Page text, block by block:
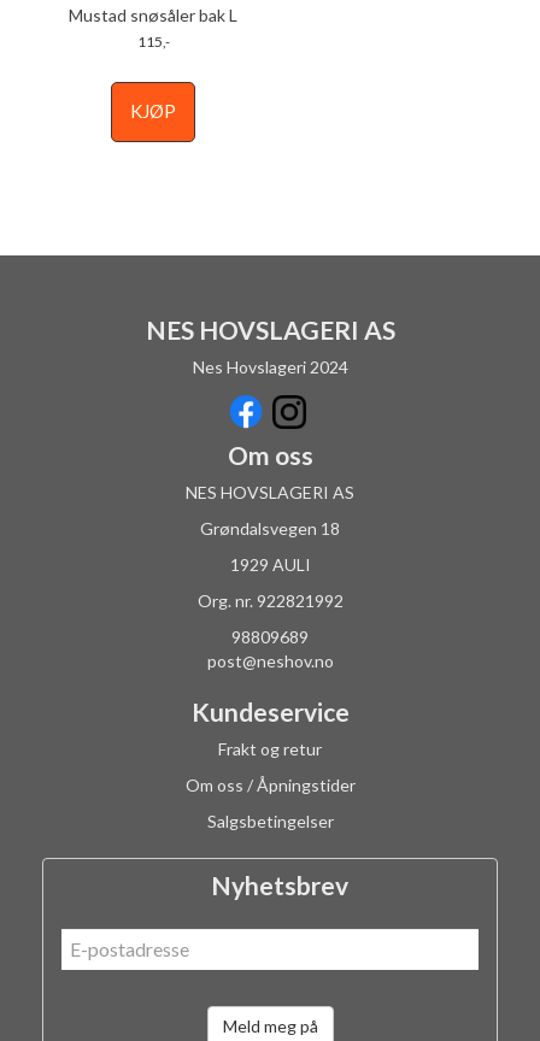
Mustad snøsåler bak L
115,-
KJØP
NES HOVSLAGERI AS
Nes Hovslageri 2024
Om oss
NES HOVSLAGERI AS
Grøndalsvegen 18
1929 AULI
Org. nr. 922821992
98809689
post@neshov.no
Kundeservice
Frakt og retur
Om oss / Åpningstider
Salgsbetingelser
Nyhetsbrev
Meld meg på